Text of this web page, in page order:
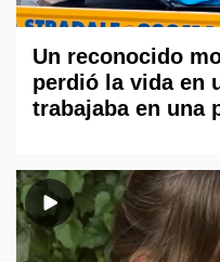
Un reconocido
perdió la vida en
trabajaba en una